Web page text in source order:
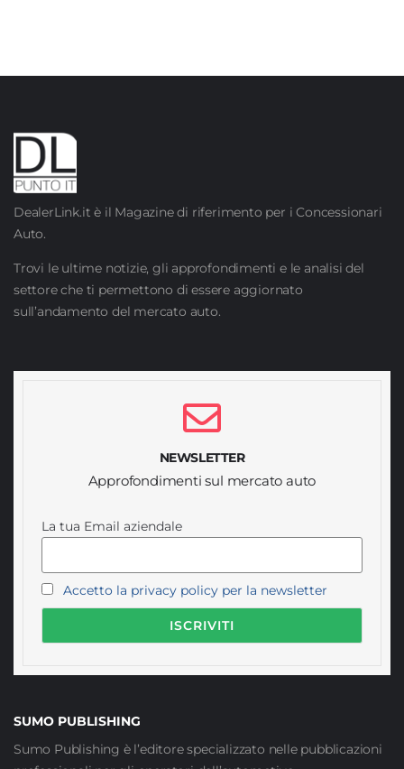
DealerLink.it è il Magazine di riferimento per i Concessionari
Auto.
Trovi le ultime notizie, gli approfondimenti e le analisi del
settore che ti permettono di essere aggiornato
sull’andamento del mercato auto.
NEWSLETTER
Approfondimenti sul mercato auto
La tua Email aziendale
Accetto la privacy policy per la newsletter
SUMO PUBLISHING
Sumo Publishing è l’editore specializzato nelle pubblicazioni